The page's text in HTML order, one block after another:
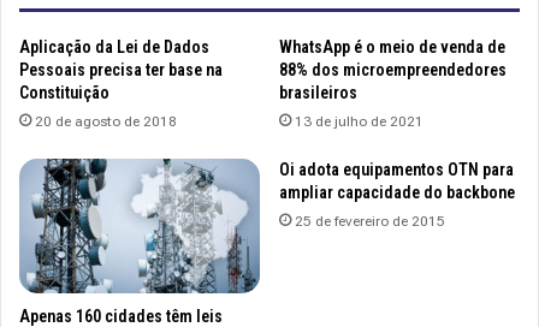
Aplicação da Lei de Dados
Pessoais precisa ter base na
Constituição
20 de agosto de 2018
WhatsApp é o meio de venda de
88% dos microempreendedores
brasileiros
13 de julho de 2021
Apenas 160 cidades têm leis
Oi adota equipamentos OTN para
ampliar capacidade do backbone
25 de fevereiro de 2015